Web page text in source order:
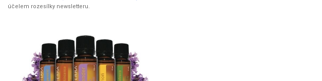
účelem rozesílky newsletteru.